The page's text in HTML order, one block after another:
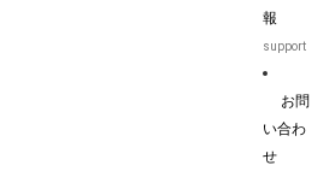
報
support
お問
い合わ
せ